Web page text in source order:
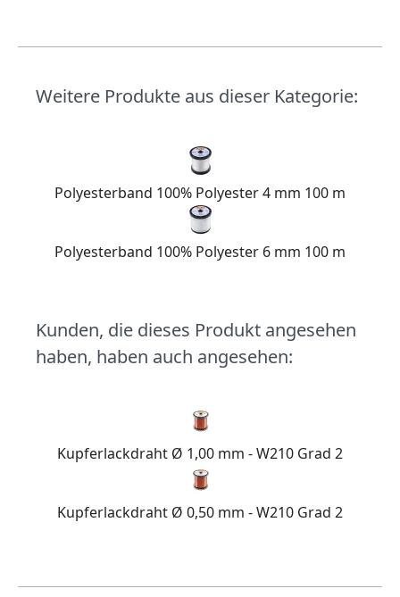
Weitere Produkte aus dieser Kategorie:
Polyesterband 100% Polyester 4 mm 100 m
Polyesterband 100% Polyester 6 mm 100 m
Kunden, die dieses Produkt angesehen
haben, haben auch angesehen:
Kupferlackdraht Ø 1,00 mm - W210 Grad 2
Kupferlackdraht Ø 0,50 mm - W210 Grad 2